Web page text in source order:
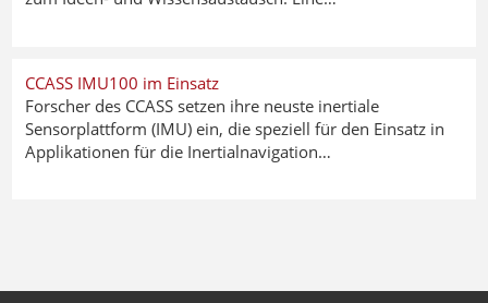
CCASS IMU100 im Einsatz
Forscher des CCASSsetzen ihre neuste inertiale
Sensorplattform (IMU) ein, die speziell für den Einsatz in
Applikationen für die Inertialnavigation…